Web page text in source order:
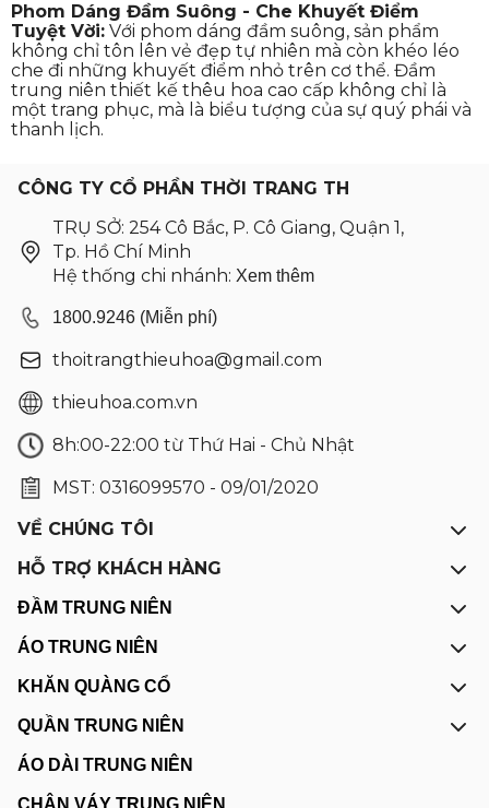
Phom Dáng Đầm Suông - Che Khuyết Điểm
Tuyệt Vời: Với phom dáng đầm suông, sản phẩm
không chỉ tôn lên vẻ đẹp tự nhiên mà còn khéo léo
che đi những khuyết điểm nhỏ trên cơ thể. Đầm
trung niên thiết kế thêu hoa cao cấp không chỉ là
một trang phục, mà là biểu tượng của sự quý phái và
thanh lịch.
CÔNG TY CỔ PHẦN THỜI TRANG TH
TRỤ SỞ: 254 Cô Bắc, P. Cô Giang, Quận 1,
Tp. Hồ Chí Minh
Hệ thống chi nhánh: Xem thêm
1800.9246 (Miễn phí)
thoitrangthieuhoa@gmail.com
thieuhoa.com.vn
8h:00-22:00 từ Thứ Hai - Chủ Nhật
MST: 0316099570 - 09/01/2020
VỀ CHÚNG TÔI
HỖ TRỢ KHÁCH HÀNG
ĐẦM TRUNG NIÊN
ÁO TRUNG NIÊN
KHĂN QUÀNG CỔ
QUẦN TRUNG NIÊN
ÁO DÀI TRUNG NIÊN